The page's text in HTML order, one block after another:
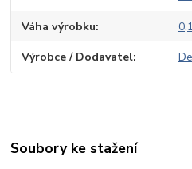
Váha výrobku
Výrobce / Dodavatel
Soubory ke stažení